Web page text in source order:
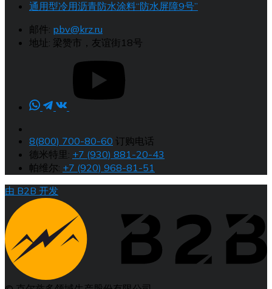
通用型冷用沥青防水涂料“防水屏障9号”
邮件: pbv@krz.ru
地址: 梁赞市，友谊街18号
8(800) 700-80-60 订购电话
德米特里: +7 (930) 881-20-43
帕维尔: +7 (920) 968-81-51
由 B2B 开发